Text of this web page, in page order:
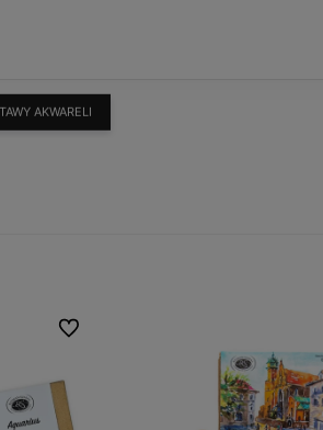
AKWARELI
Do ulubionych